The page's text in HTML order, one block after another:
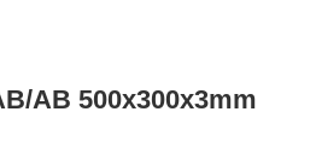
AB 500x300x3mm